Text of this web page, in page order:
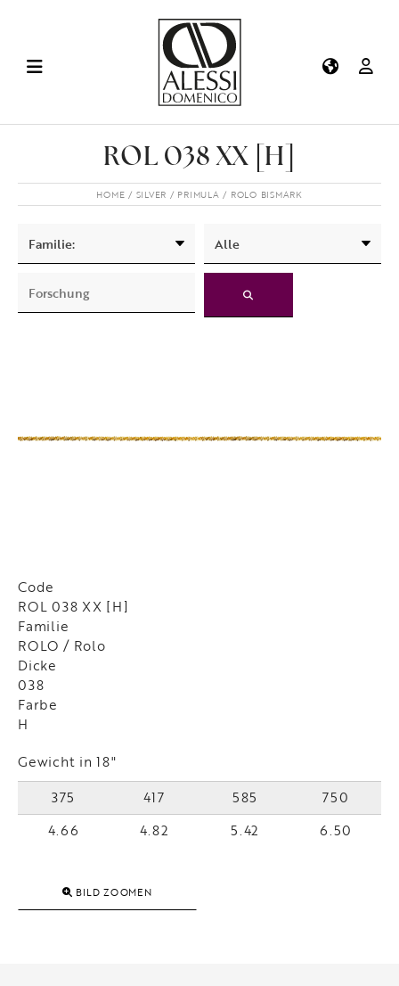
ROL 038 XX [H]
HOME SILVER PRIMULA ROLO BISMARK
Code
ROL 038 XX [H]
Familie
ROLO / Rolo
Dicke
038
Farbe
H
Gewicht in 18"
375
417 585
750
4.66
4.82 5.42 6.50
BILD ZOOMEN